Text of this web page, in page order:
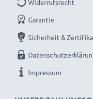
hochwertige Zellen
✔ Zertifizierte
Überhitzungs- und
besonders
✔ Regelmäßige,
Widerrufsrecht
Garantie
Sicherheit &
Impressum